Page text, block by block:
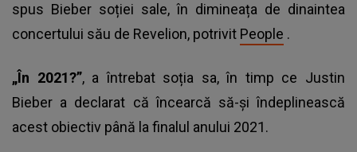
spus Bieber soției sale, în dimineața de dinaintea
concertului său de Revelion, potrivit People .
„În 2021?”, a întrebat soția sa, în timp ce Justin
Bieber a declarat că încearcă să-și îndeplinească
acest obiectiv până la finalul anului 2021.